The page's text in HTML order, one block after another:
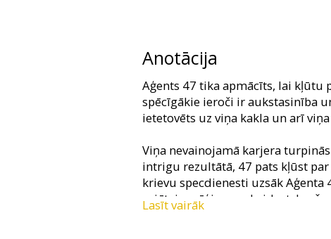
Anotācija
Aģents 47 tika apmācīts, lai kļūtu
spēcīgākie ieroči ir aukstasinība
ietetovēts uz viņa kakla un arī
Viņa nevainojamā karjera
intrigu rezultātā, 47 pats kļūst
krievu specdienesti uzsāk Aģenta
vajātais mēģina noskaidrot, kurš
nodevis. Aģenta uzvedums kļūst
Lasīt vairāk